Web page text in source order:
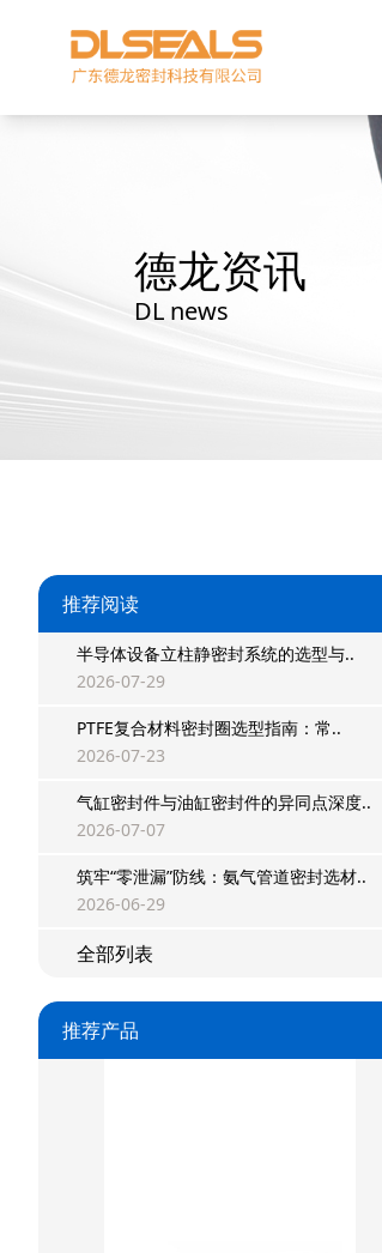
德龙资讯
DL news
推荐阅读
半导体设备立柱静密封系统的选型与..
2026-07-29
PTFE复合材料密封圈选型指南：常..
2026-07-23
气缸密封件与油缸密封件的异同点深度..
2026-07-07
筑牢“零泄漏”防线：氨气管道密封选材..
2026-06-29
全部列表
推荐产品
星型双O组合
阶梯组合封